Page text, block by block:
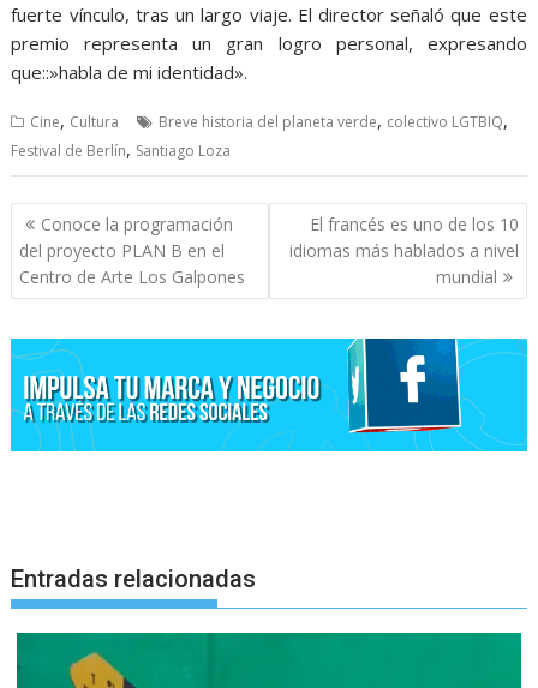
fuerte vínculo, tras un largo viaje. El director señaló que este
premio representa un gran logro personal, expresando
que::»habla de mi identidad».
Cine, Cultura Breve historia del planeta verde, colectivo LGTBIQ,
Festival de Berlín, Santiago Loza
Navegación
de
entradas
Conoce la programación
del proyecto PLAN B en el
Centro de Arte Los Galpones
El francés es uno de los 10
idiomas más hablados a nivel
mundial
Entradas relacionadas